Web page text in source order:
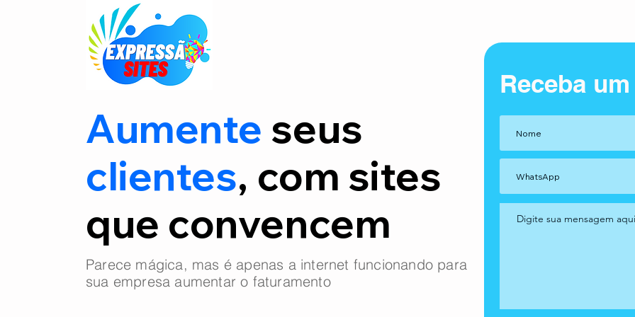
Aumente seus
clientes, com sites
que convencem
Parece mágica, mas é apenas a internet funcionando para
sua empresa aumentar o faturamento
Receba